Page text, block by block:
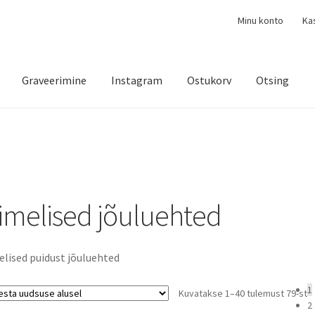
Minu konto
Graveerimine Instagram Ostukorv Otsing
jõuluehted
puidust jõuluehted
Kuvatakse 1–40 tulemust 79-st
by
1
2